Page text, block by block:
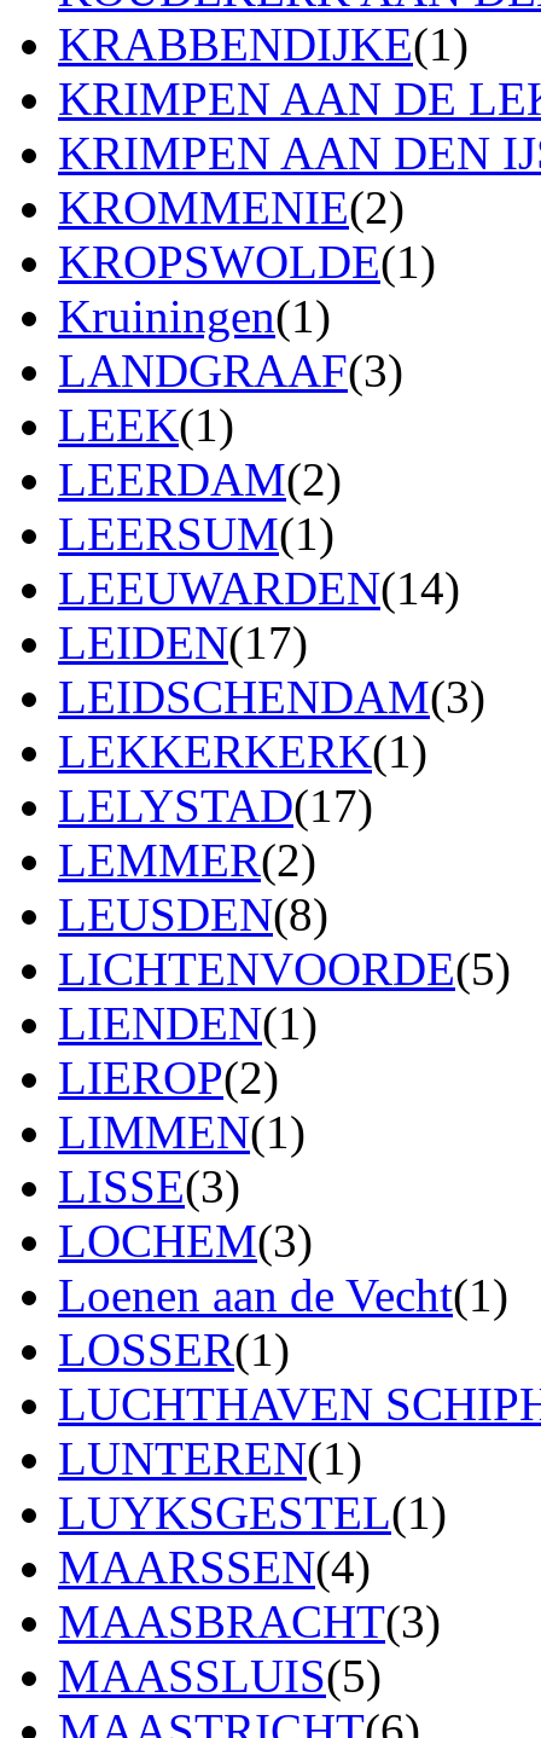
KRABBENDIJKE(1)
KRIMPEN AAN DE
KRIMPEN AAN DEN
KROMMENIE(2)
KROPSWOLDE(1)
Kruiningen(1)
LANDGRAAF(3)
LEEK(1)
LEERDAM(2)
LEERSUM(1)
LEEUWARDEN(14)
LEIDEN(17)
LEIDSCHENDAM(3)
LEKKERKERK(1)
LELYSTAD(17)
LEMMER(2)
LEUSDEN(8)
LICHTENVOORDE(5)
LIENDEN(1)
LIEROP(2)
LIMMEN(1)
LISSE(3)
LOCHEM(3)
Loenen aan de Vecht(1)
LOSSER(1)
LUCHTHAVEN
LUNTEREN(1)
LUYKSGESTEL(1)
MAARSSEN(4)
MAASBRACHT(3)
MAASSLUIS(5)